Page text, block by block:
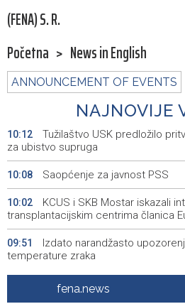
(FENA) S. R.
Početna > News in English
ANNOUNCEMENT OF EVENTS
NAJNOVIJE
10:12
Tužilaštvo USK predložilo
za ubistvo supruga
10:08 Saopćenje za javnost PSS
10:02
KCUS i SKB Mostar iskazali
transplantacijskim centrima članica
09:51
Izdato narandžasto
temperature zraka
Šesta 'Maslenicijada' u
tradicionalne kuhinje
fena.news